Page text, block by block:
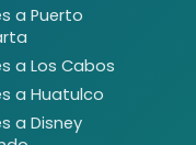
a Puerto
a Los Cabos
a Huatulco
a Disney